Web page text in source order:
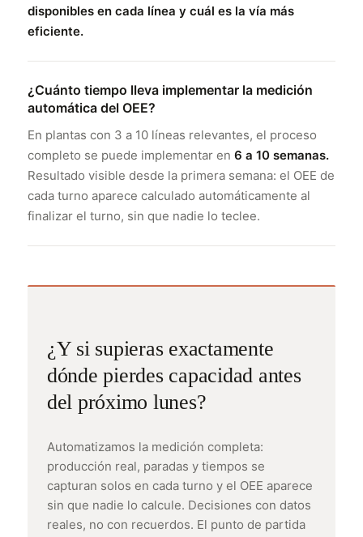
disponibles en cada línea y cuál es la vía más
eficiente.
¿Cuánto tiempo lleva implementar la medición
automática del OEE?
En plantas con 3 a 10 líneas relevantes, el proceso
completo se puede implementar en 6 a 10 semanas.
Resultado visible desde la primera semana: el OEE de
cada turno aparece calculado automáticamente al
finalizar el turno, sin que nadie lo teclee.
¿Y si supieras exactamente
dónde pierdes capacidad antes
del próximo lunes?
Automatizamos la medición completa:
producción real, paradas y tiempos se
capturan solos en cada turno y el OEE aparece
sin que nadie lo calcule. Decisiones con datos
reales, no con recuerdos. El punto de partida